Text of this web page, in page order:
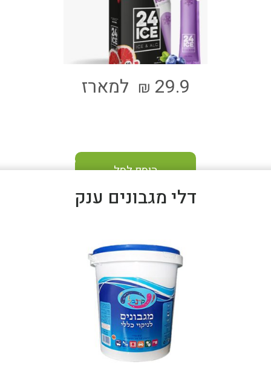
29.9
₪ למארז
הוסף לסל
דלי מגבונים ענק